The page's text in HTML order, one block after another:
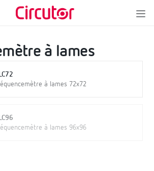
analogique
à lames
à lames 72x72
à lames 96x96